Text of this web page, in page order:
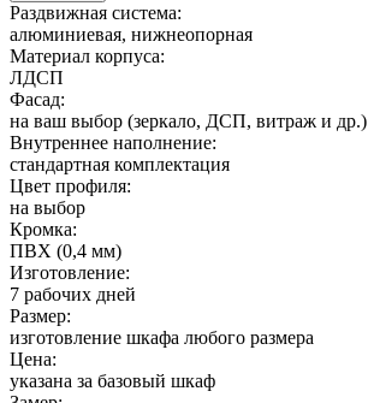
Раздвижная система:
алюминиевая, нижнеопорная
Материал корпуса:
ЛДСП
Фасад:
на ваш выбор (зеркало, ДСП, витраж и др.)
Внутреннее наполнение:
стандартная комплектация
Цвет профиля:
на выбор
Кромка:
ПВХ (0,4 мм)
Изготовление:
7 рабочих дней
Размер:
изготовление шкафа любого размера
Цена:
указана за базовый шкаф